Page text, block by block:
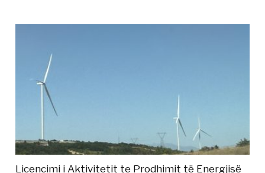
Licencimi i Aktivitetit te Prodhimit të Energjisë